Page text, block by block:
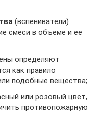
(вспениватели)
смеси в объеме и ее
определяют
как правило
подобные вещества;
или розовый цвет,
противопожарную